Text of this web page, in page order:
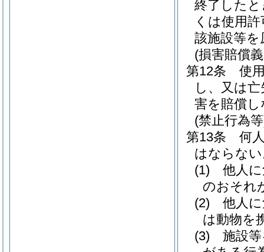
終了した
くは使用
該施設等
(損害賠償
第12条
使
し、又は
害を賠償
(禁止行為
第13条
何
はならな
(1)
他人
のおそれ
(2)
他人
は動物を
(3)
施設